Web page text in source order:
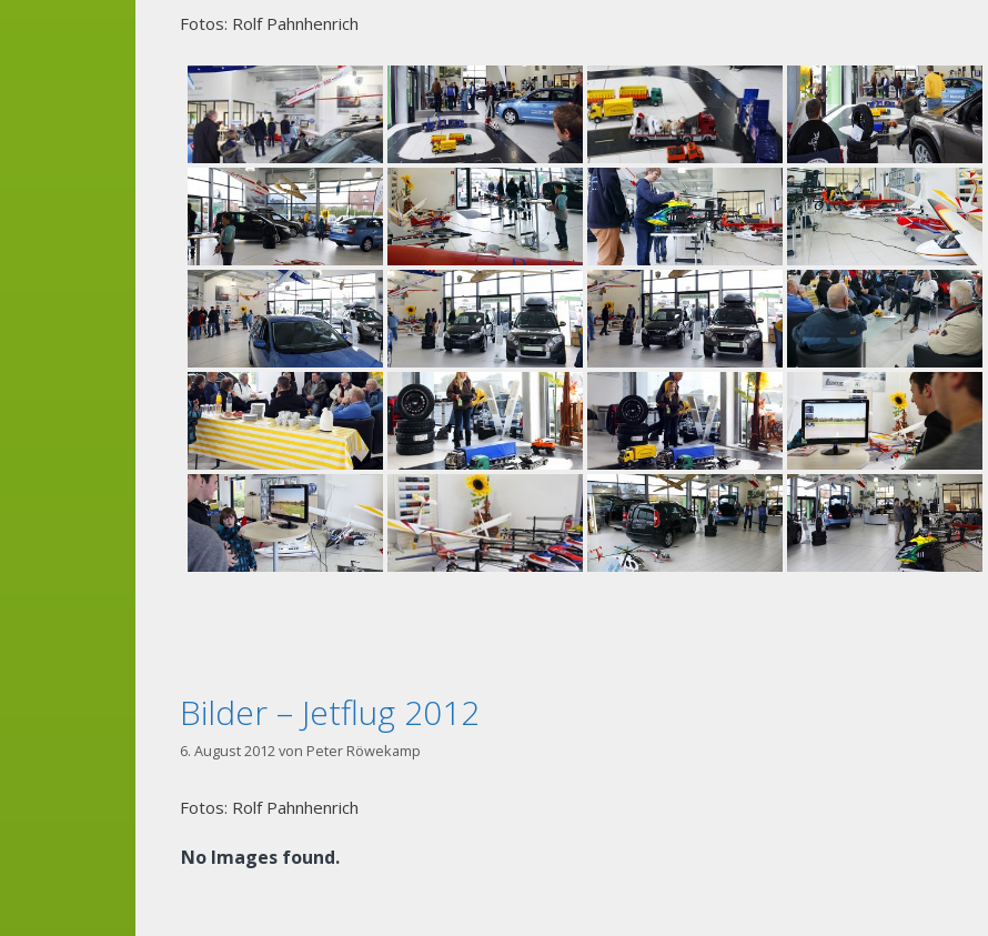
Fotos: Rolf Pahnhenrich
Bilder – Jetflug 2012
6. August 2012 von Peter Röwekamp
Fotos: Rolf Pahnhenrich
No Images found.